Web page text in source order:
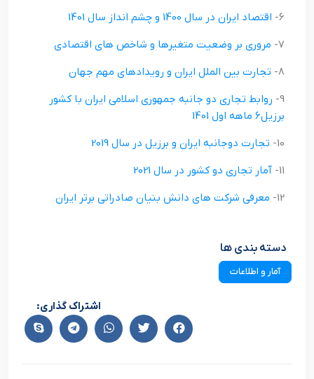
6- اقتصاد ايران در سال 1400 و چشم انداز سال 1401
7- مروري بر وضعيت متغيرها و شاخص هاي اقتصادي
8- تجارت بين الملل ايران و رويدادهاي مهم جهان
9- روابط تجاري دو جانبه جمهوري اسلامي ايران با کشور
برزیل۶ ماهه اول 1401
10- تجارت دوجانبه ايران و برزيل در سال 2019
11- آمار تجاري دو کشور در سال 2021
12- معرفی شرکت های دانش بنیان صادراتی برتر ایران
دسته بندی ها
آمار و اطلاعات
اشتراک گذاری: